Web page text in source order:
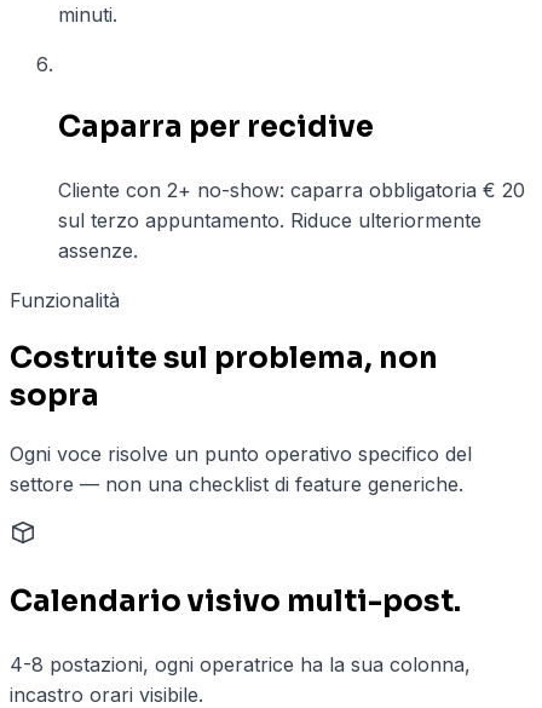
minuti.
Caparra per recidive
Cliente con 2+ no-show: caparra obbligatoria € 20
sul terzo appuntamento. Riduce ulteriormente
assenze.
Funzionalità
Costruite sul problema, non
sopra
Ogni voce risolve un punto operativo specifico del
settore — non una checklist di feature generiche.
Calendario visivo multi-post.
4-8 postazioni, ogni operatrice ha la sua colonna,
incastro orari visibile.